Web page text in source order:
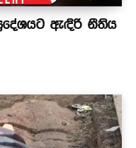
ඇඳිරි නීතිය